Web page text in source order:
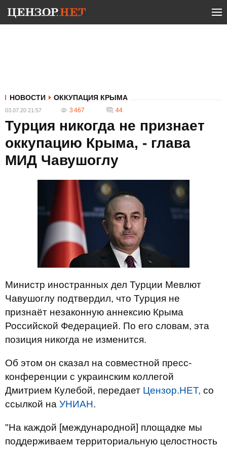
НОВОСТИ ОККУПАЦИЯ КРЫМА
03.07.20 21:57 3 467 44
Турция никогда не признает
оккупацию Крыма, - глава
МИД Чавушоглу
Министр иностранных дел Турции Мевлют
Чавушоглу подтвердил, что Турция не
признаёт незаконную аннексию Крыма
Российской Федерацией. По его словам, эта
позиция никогда не изменится.
Об этом он сказал на совместной пресс-
конференции с украинским коллегой
Дмитрием Кулебой, передает Цензор.НЕТ, со
ссылкой на УНИАН.
"На каждой [международной] площадке мы
поддерживаем территориальную целостность